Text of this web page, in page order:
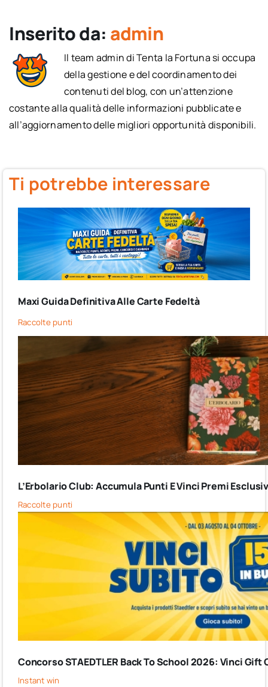
Inserito da: admin
Il team admin di Tenta la Fortuna si occupa
della gestione e del coordinamento dei
contenuti del blog, con un’attenzione
costante alla qualità delle informazioni pubblicate e
all’aggiornamento delle migliori opportunità disponibili.
Ti potrebbe interessare
Maxi Guida Definitiva Alle Carte Fedeltà
Raccolte punti
L’Erbolario Club: Accumula Punti E Vinci Premi
Raccolte punti
Concorso STAEDTLER Back To School 2026: Vinci Gift
Instant win